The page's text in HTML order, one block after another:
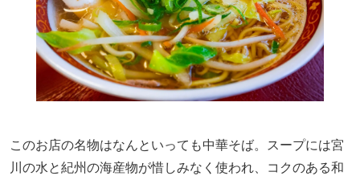
このお店の名物はなんといっても中華そば。スープには宮
川の水と紀州の海産物が惜しみなく使われ、コクのある和